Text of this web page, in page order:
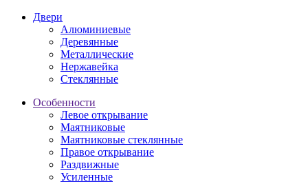
Двери
Алюминиевые
Деревянные
Металлические
Нержавейка
Стеклянные
Особенности
Левое открывание
Маятниковые
Маятниковые стеклянные
Правое открывание
Раздвижные
Усиленные